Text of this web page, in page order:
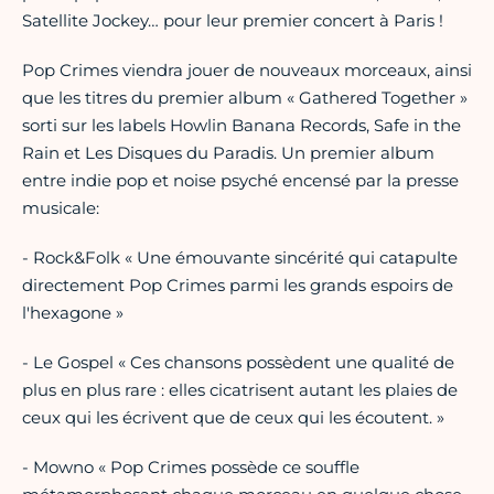
Satellite Jockey… pour leur premier concert à Paris !
Pop Crimes viendra jouer de nouveaux morceaux, ainsi
que les titres du premier album « Gathered Together »
sorti sur les labels Howlin Banana Records, Safe in the
Rain et Les Disques du Paradis. Un premier album
entre indie pop et noise psyché encensé par la presse
musicale:
- Rock&Folk « Une émouvante sincérité qui catapulte
directement Pop Crimes parmi les grands espoirs de
l'hexagone »
- Le Gospel « Ces chansons possèdent une qualité de
plus en plus rare : elles cicatrisent autant les plaies de
ceux qui les écrivent que de ceux qui les écoutent. »
- Mowno « Pop Crimes possède ce souffle